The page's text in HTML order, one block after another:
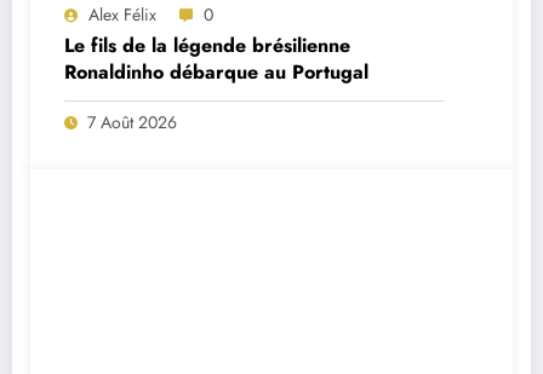
Alex Félix 0
Le fils de la légende brésilienne
Ronaldinho débarque au Portugal
7 Août 2026